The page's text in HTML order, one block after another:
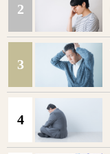
2
3
4